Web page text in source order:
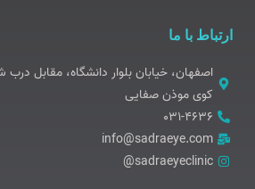
ارتباط با ما
اصفهان، خیابان بلوار دانشگاه، مقابل
کوی موذن صفایی
۰۳۱-۴۶۳۶
info@sadraeye.com
sadraeyeclinic@